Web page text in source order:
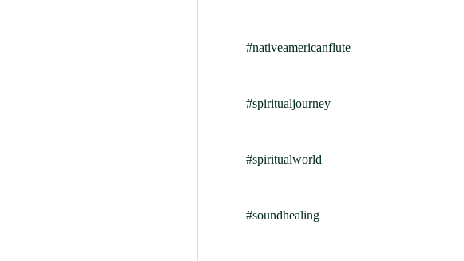
#nativeamericanflute
#spiritualjourney
#spiritualworld
#soundhealing